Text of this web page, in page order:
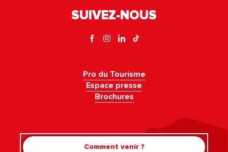
SUIVEZ-NOUS
Pro du Tourisme
Espace presse
Brochures
Comment venir ?